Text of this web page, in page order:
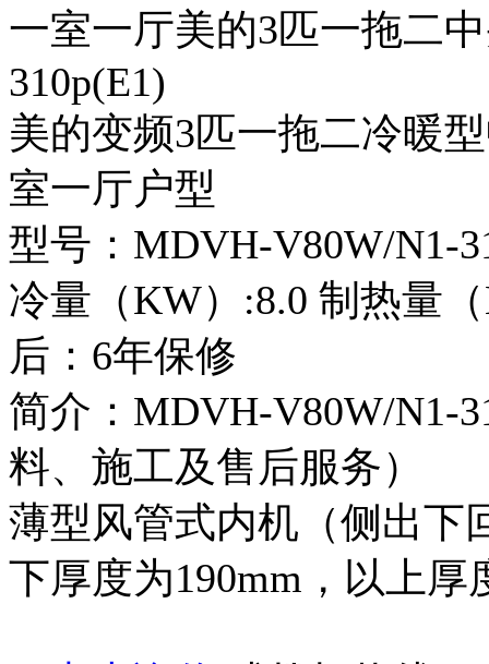
一室一厅美的3匹一拖二
310p(E1)
美的变频3匹一拖二冷暖
室一厅户型
型号：MDVH-V80W/N1-
冷量（KW）:8.0 制热量
后：6年保修
简介：MDVH-V80W/N1-
料、施工及售后服务）
薄型风管式内机（侧出下
下厚度为190mm，以上厚